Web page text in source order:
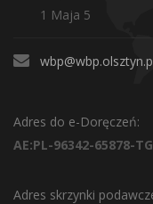
1 Maja 5
Adres do e-Doręczeń:
AE:PL-96342-65878-
Adres skrzynki